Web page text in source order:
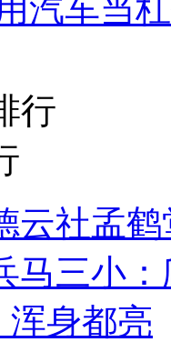
汽车当
行
云社孟
马三小
浑身都亮